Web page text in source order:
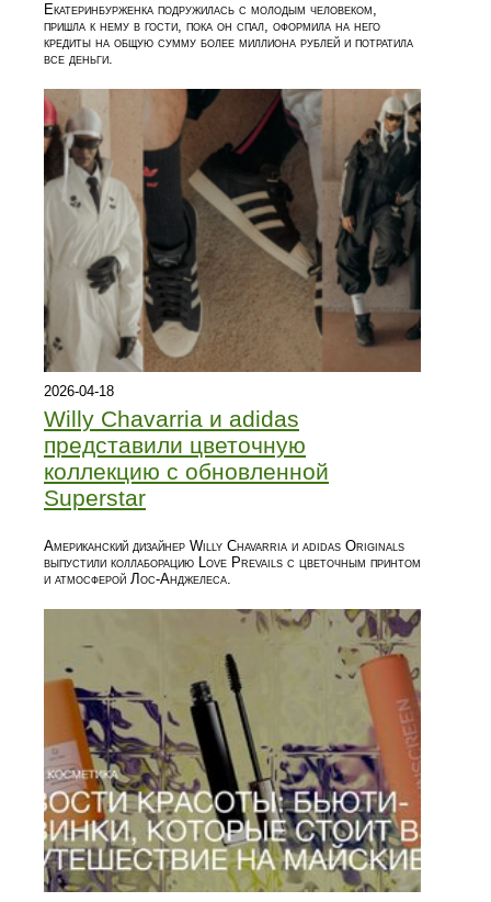
Екатеринбурженка подружилась с молодым человеком,
пришла к нему в гости, пока он спал, оформила на него
кредиты на общую сумму более миллиона рублей и потратила
все деньги.
2026-04-18
Willy Chavarria и adidas
представили цветочную
коллекцию с обновленной
Superstar
Американский дизайнер Willy Chavarria и adidas Originals
выпустили коллаборацию Love Prevails с цветочным принтом
и атмосферой Лос-Анджелеса.